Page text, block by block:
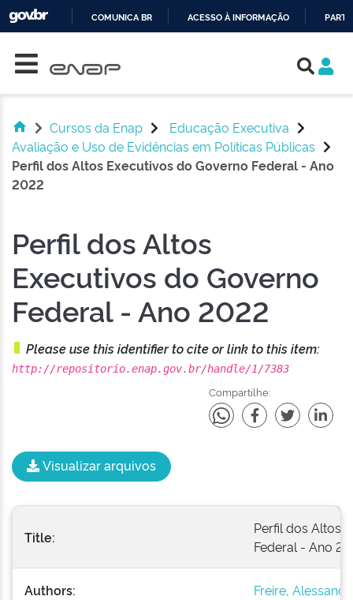
COMUNICA BR ACESSO À INFORMAÇÃO
Cursos da Enap
Educação Executiva
Avaliação e Uso de Evidências em Políticas Públicas
Perfil dos Altos Executivos do Governo Federal - Ano
2022
Perfil dos Altos
Executivos do Governo
Federal - Ano 2022
Please use this identifier to cite or link to this item:
http://repositorio.enap.gov.br/handle/1/7383
Compartilhe:
Visualizar arquivos
Title:
Perfil dos Altos
Federal - Ano
Authors: Freire,